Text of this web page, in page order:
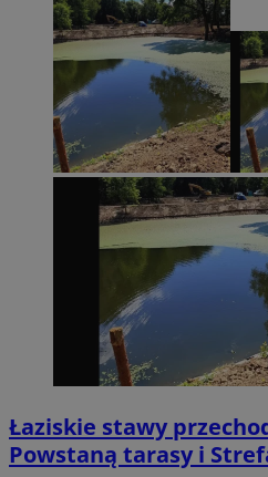
Łaziskie stawy
Powstaną tarasy i